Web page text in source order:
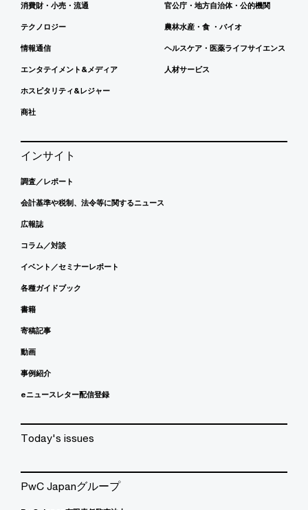
消費財・小売・流通
テクノロジー
情報通信
エンタテイメント&メディア
ホスピタリティ&レジャー
商社
官公庁・地方自治体・公的機関
農林水産・食 ・バイオ
ヘルスケア・医薬ライフサイエンス
人材サービス
インサイト
調査／レポート
会計基準や税制、法令等に関するニュース
広報誌
コラム／対談
イベント／セミナーレポート
各種ガイドブック
書籍
寄稿記事
動画
事例紹介
eニュースレター配信登録
Today's issues
PwC Japanグループ